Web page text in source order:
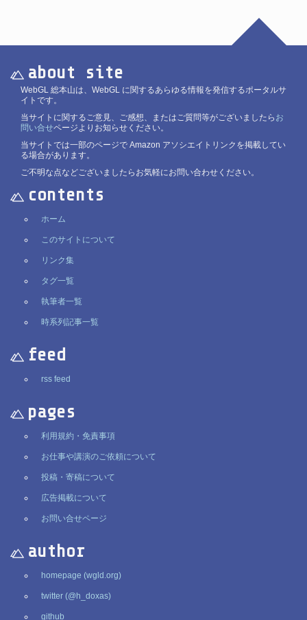
about site
WebGL 総本山は、WebGL に関するあらゆる情報を発信するポータルサ
イトです。
当サイトに関するご意見、ご感想、またはご質問等がございましたら お
問い合せページよりお知らせください。
当サイトでは一部のページで Amazon アソシエイトリンクを掲載してい
る場合があります。
ご不明な点などございましたらお気軽にお問い合わせください。
contents
ホーム
このサイトについて
リンク集
タグ一覧
執筆者一覧
時系列記事一覧
feed
rss feed
pages
利用規約・免責事項
お仕事や講演のご依頼について
投稿・寄稿について
広告掲載について
お問い合せページ
author
homepage (wgld.org)
twitter (@h_doxas)
github